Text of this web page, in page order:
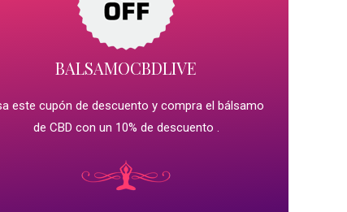
BALSAMOCBDLIVE
este cupón de descuento y compra el bálsamo
de CBD con un 10% de descuento .